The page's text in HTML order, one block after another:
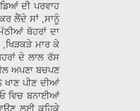
ਦੀ ਪਰਵਾਹ
ਲੈਂਦੇ ਸਾਂ ,ਸਾਨੂੰ
ਥੋਹਰਾਂ ਦਾ
ਮਾਰ ਕੇ
ਦੇ ਲਾਲ ਰੱਸ
ਅਪਣਾ ਬਚਪਣ
ਖਾਣ ਪੀਣ ਦੀਆਂ
ਵਿਚ ਬਨਾਈਆਂ
ਲਈ ਕਹਿਕੇ